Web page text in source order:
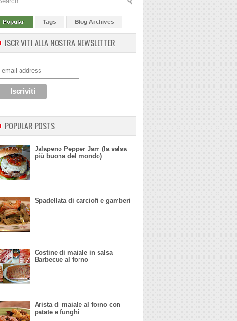
Popular Tags Blog Archives
ISCRIVITI ALLA NOSTRA NEWSLETTER
POPULAR POSTS
Jalapeno Pepper Jam (la salsa
più buona del mondo)
Spadellata di carciofi e gamberi
Costine di maiale in salsa
Barbecue al forno
Arista di maiale al forno con
patate e funghi